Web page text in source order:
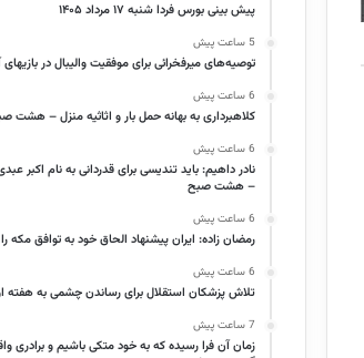
پیش بینی بورس فردا شنبه ۱۷ مرداد ۱۴۰۵
5 ساعت پیش
توصیه‌های میرفخرائی برای موفقیت والیبال در
6 ساعت پیش
کلاهبرداری به بهانه حمل بار و اثاثیه منزل – هشت
6 ساعت پیش
نادر داهیم: باید تندیسی برای قدردانی به نام اکبر
– هشت صبح
6 ساعت پیش
رمضان زاده: ایران پیشنهاد الحاق خود به توافق مکه
6 ساعت پیش
تلاش پزشکان استقلال برای رساندن چشمی به هفته
7 ساعت پیش
زمان آن فرا رسیده که به خود متکی باشیم و برادری